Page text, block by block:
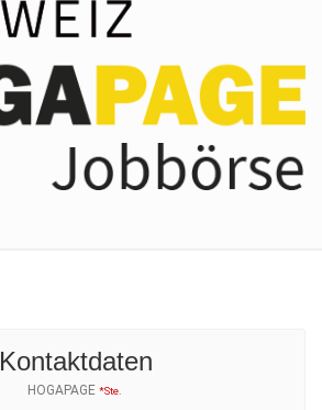
Kontaktdaten
HOGAPAGE *Ste.